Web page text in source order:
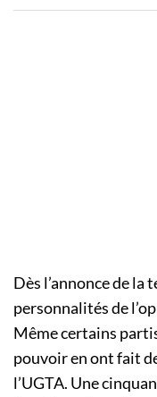
Dès l’annonce de
personnalités de
Même certains
pouvoir en ont fait
l’UGTA. Une